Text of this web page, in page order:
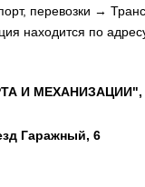
перевозки →
находится по
И МЕХАНИЗАЦИИ",
Гаражный, 6